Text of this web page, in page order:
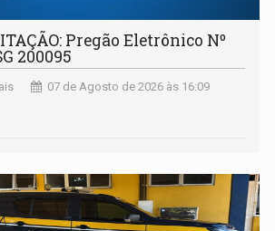
Pregão Eletrônico Nº
200095
07 de Agosto de 2026 às 16:09